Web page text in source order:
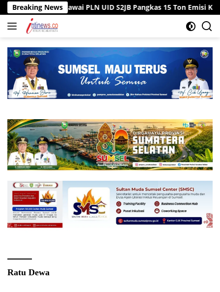
Langsung
ke
konten
Breaking News
Pegawai PLN UID S2JB Pangkas 15 Ton Emisi Karbon
Ratu Dewa